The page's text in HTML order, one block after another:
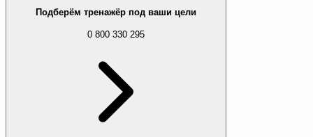
Подберём тренажёр под ваши цели
0 800 330 295